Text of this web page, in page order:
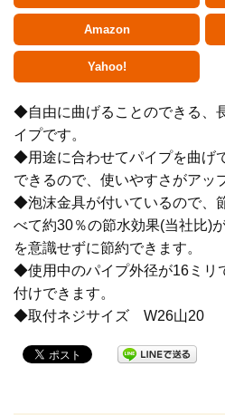
Amazon
Yahoo!
◆自由に曲げることのできる、
イプです。
◆用途に合わせてパイプを曲げ
できるので、使いやすさがアッ
◆泡沫金具が付いているので、
べて約30％の節水効果(当社比)
を意識せずに節約できます。
◆使用中のパイプ外径が16ミリ
付けできます。
◆取付ネジサイズ W26山20
水栓金具
水栓部品
止水栓